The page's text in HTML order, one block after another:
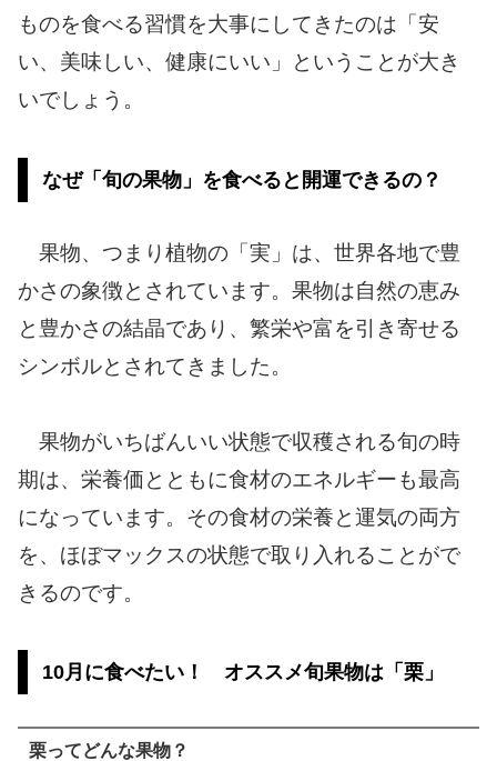
ものを食べる習慣を大事にしてきたのは「安
い、美味しい、健康にいい」ということが大き
いでしょう。
なぜ「旬の果物」を食べると開運できるの？
果物、つまり植物の「実」は、世界各地で豊
かさの象徴とされています。果物は自然の恵み
と豊かさの結晶であり、繁栄や富を引き寄せる
シンボルとされてきました。
果物がいちばんいい状態で収穫される旬の時
期は、栄養価とともに食材のエネルギーも最高
になっています。その食材の栄養と運気の両方
を、ほぼマックスの状態で取り入れることがで
きるのです。
10月に食べたい！ オススメ旬果物は「栗」
栗ってどんな果物？